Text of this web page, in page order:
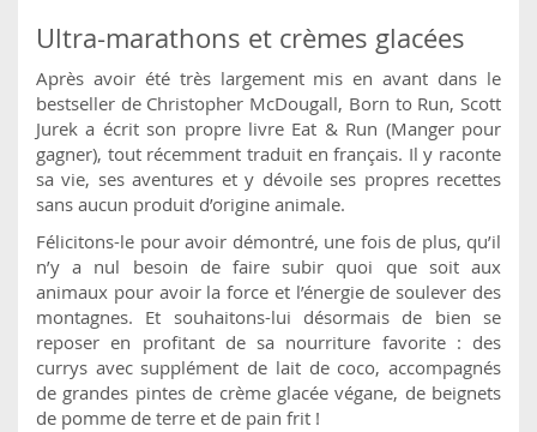
Ultra-marathons et crèmes glacées
Après avoir été très largement mis en avant dans le
bestseller de Christopher McDougall, Born to Run, Scott
Jurek a écrit son propre livre Eat & Run (Manger pour
gagner), tout récemment traduit en français. Il y raconte
sa vie, ses aventures et y dévoile ses propres recettes
sans aucun produit d’origine animale.
Félicitons-le pour avoir démontré, une fois de plus, qu’il
n’y a nul besoin de faire subir quoi que soit aux
animaux pour avoir la force et l’énergie de soulever des
montagnes. Et souhaitons-lui désormais de bien se
reposer en profitant de sa nourriture favorite : des
currys avec supplément de lait de coco, accompagnés
de grandes pintes de crème glacée végane, de beignets
de pomme de terre et de pain frit !